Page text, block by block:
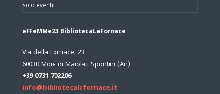
solo eventi
eFFeMMe23 BibliotecaLaFornace
Via della Fornace, 23
60030 Moie di Maiolati Spontini (An)
+39 0731 702206
info@bibliotecalafornace.it